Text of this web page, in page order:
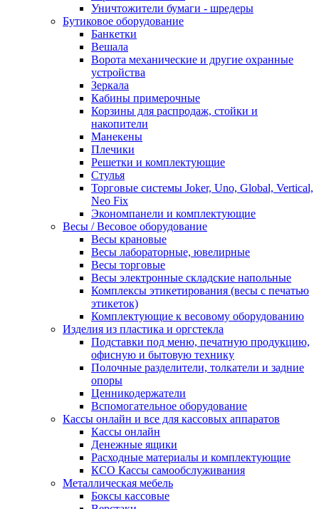
Уничтожители бумаги - шредеры
Бутиковое оборудование
Банкетки
Вешала
Ворота механические и другие охранные
устройства
Зеркала
Кабины примерочные
Корзины для распродаж, стойки и
накопители
Манекены
Плечики
Решетки и комплектующие
Стулья
Торговые системы Joker, Uno, Global, Vertical,
Neo Fix
Экономпанели и комплектующие
Весы / Весовое оборудование
Весы крановые
Весы лабораторные, ювелирные
Весы торговые
Весы электронные складские напольные
Комплексы этикетирования (весы с печатью
этикеток)
Комплектующие к весовому оборудованию
Изделия из пластика и оргстекла
Подставки под меню, печатную продукцию,
офисную и бытовую технику
Полочные разделители, толкатели и задние
опоры
Ценникодержатели
Вспомогательное оборудование
Кассы онлайн и все для кассовых аппаратов
Кассы онлайн
Денежные ящики
Расходные материалы и комплектующие
КСО Кассы самообслуживания
Металлическая мебель
Боксы кассовые